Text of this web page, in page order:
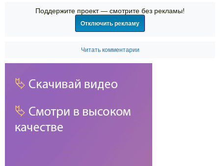
Поддержите проект — смотрите без рекламы!
Отключить рекламу
Читать комментарии